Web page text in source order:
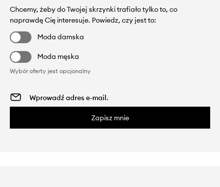
Chcemy, żeby do Twojej skrzynki trafiało tylko to, co
naprawdę Cię interesuje. Powiedz, czy jest to:
Moda damska
Moda męska
Wybór oferty jest opcjonalny
Zapisz mnie